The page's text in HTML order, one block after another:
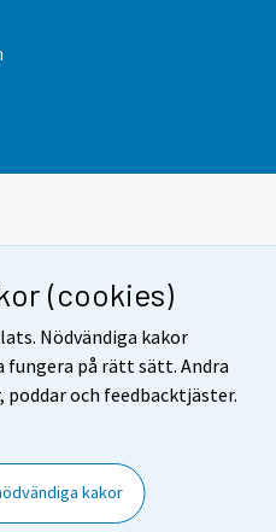
(cookies)
Nödvändiga kakor
fungera på rätt sätt. Andra
och feedbacktjäster.
kakor